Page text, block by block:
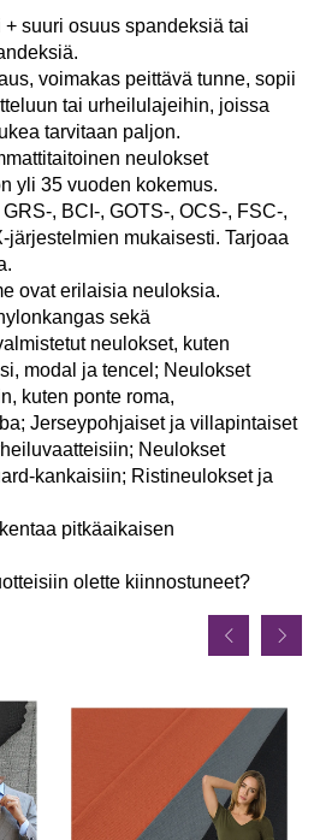
+ suuri osuus spandeksiä tai
voimakas peittävä tunne, sopii
tai urheilulajeihin, joissa
tarvitaan paljon.
neulokset
yli 35 vuoden kokemus.
, BCI-, GOTS-, OCS-, FSC-,
järjestelmien mukaisesti. Tarjoaa
ovat erilaisia neuloksia.
sekä
neulokset, kuten
modal ja tencel; Neulokset
kuten ponte roma,
Jerseypohjaiset ja villapintaiset
Neulokset
kankaisiin; Ristineulokset ja
pitkäaikaisen
olette kiinnostuneet?